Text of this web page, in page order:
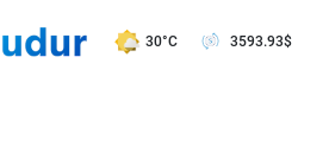
30°C 3593.93$